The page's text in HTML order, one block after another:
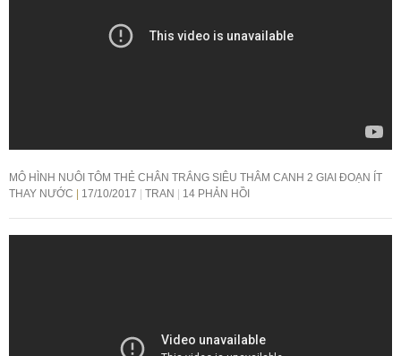
MÔ HÌNH NUÔI TÔM THẺ CHÂN TRẮNG SIÊU THÂM CANH 2 GIAI ĐOẠN ÍT
THAY NƯỚC
17/10/2017 TRAN 14 PHẢN HỒI